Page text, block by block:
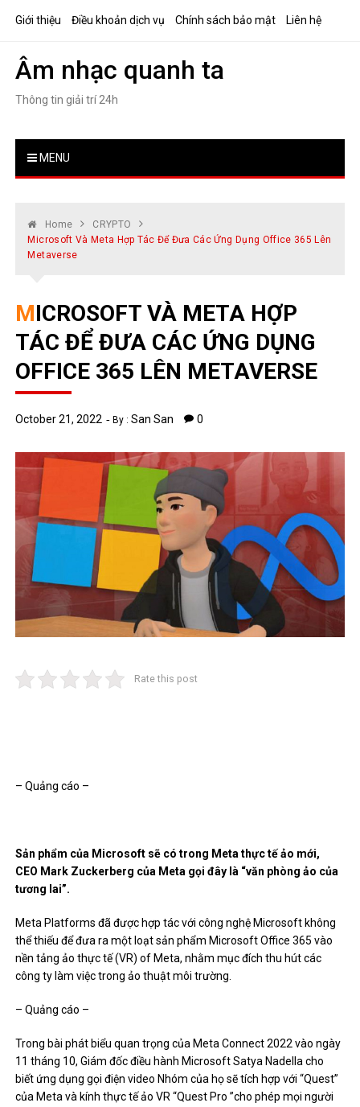
Giới thiệu Điều khoản dịch vụ Chính sách bảo mật Liên hệ
Âm nhạc quanh ta
Thông tin giải trí 24h
MENU
Home
CRYPTO
Microsoft Và Meta Hợp Tác Để Đưa Các Ứng Dụng Office 365 Lên
Metaverse
MICROSOFT VÀ META HỢP
TÁC ĐỂ ĐƯA CÁC ỨNG DỤNG
OFFICE 365 LÊN METAVERSE
October 21, 2022 By :San San 0
Rate this post
– Quảng cáo –
Sản phẩm của Microsoft sẽ có trong Meta thực tế ảo mới,
CEO Mark Zuckerberg của Meta gọi đây là “văn phòng ảo của
tương lai”.
Meta Platforms đã được hợp tác với công nghệ Microsoft không
thể thiếu để đưa ra một loạt sản phẩm Microsoft Office 365 vào
nền tảngảo thực tế (VR) of Meta, nhằm mục đích thu hút các
công ty làm việc trong ảo thuật môi trường.
– Quảng cáo –
Trong bài phát biểu quan trọng của Meta Connect 2022 vào ngày
11 tháng 10, Giám đốc điều hành Microsoft Satya Nadella cho
biết ứng dụng gọi điện video Nhóm của họ sẽ tích hợp với “Quest”
của Meta và kính thực tế ảo VR “Quest Pro ”cho phép mọi người